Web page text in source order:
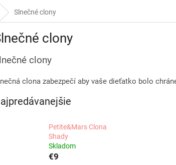
Slnečné clony
clony
clony
clona zabezpečí aby vaše dieťatko bolo
Petite&Mars Clona
Shady
Skladom
€9